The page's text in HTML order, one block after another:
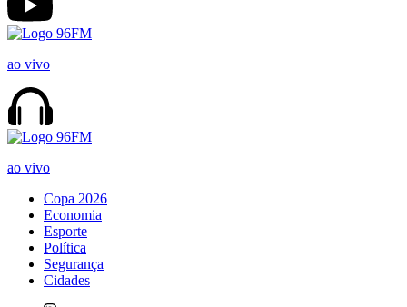
ao vivo
ao vivo
Copa 2026
Economia
Esporte
Política
Segurança
Cidades